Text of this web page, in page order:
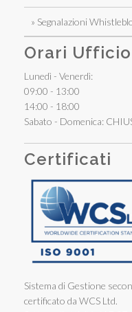
» Segnalazioni
Orari Ufficio
Lunedì - Venerdì:
09:00 - 13:00
14:00 - 18:00
Sabato - Domenica:
Certificati
Sistema di Gestione
certificato da WCS Ltd.